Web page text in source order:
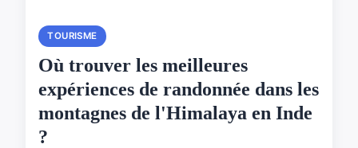
TOURISME
Où trouver les meilleures
expériences de randonnée dans les
montagnes de l'Himalaya en Inde
?